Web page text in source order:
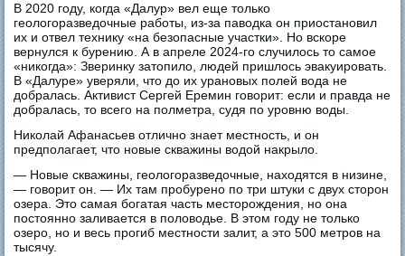
В 2020 году, когда «Далур» вел еще только
геологоразведочные работы, из-за паводка он приостановил
их и отвел технику «на безопасные участки». Но вскоре
вернулся к бурению. А в апреле 2024-го случилось то самое
«никогда»: Зверинку затопило, людей пришлось эвакуировать.
В «Далуре» уверяли, что до их урановых полей вода не
добралась. Активист Сергей Еремин говорит: если и правда не
добралась, то всего на полметра, судя по уровню воды.
Николай Афанасьев отлично знает местность, и он
предполагает, что новые скважины водой накрыло.
— Новые скважины, геологоразведочные, находятся в низине,
— говорит он. — Их там пробурено по три штуки с двух сторон
озера. Это самая богатая часть месторождения, но она
постоянно заливается в половодье. В этом году не только
озеро, но и весь прогиб местности залит, а это 500 метров на
тысячу.